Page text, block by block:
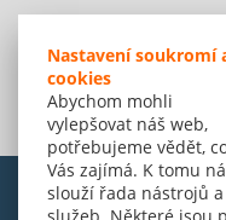
Nastavení soukromí
cookies
Abychom mohli
vylepšovat náš web,
potřebujeme vědět,
Vás zajímá. K tomu
slouží řada nástrojů a
Spolehlivě